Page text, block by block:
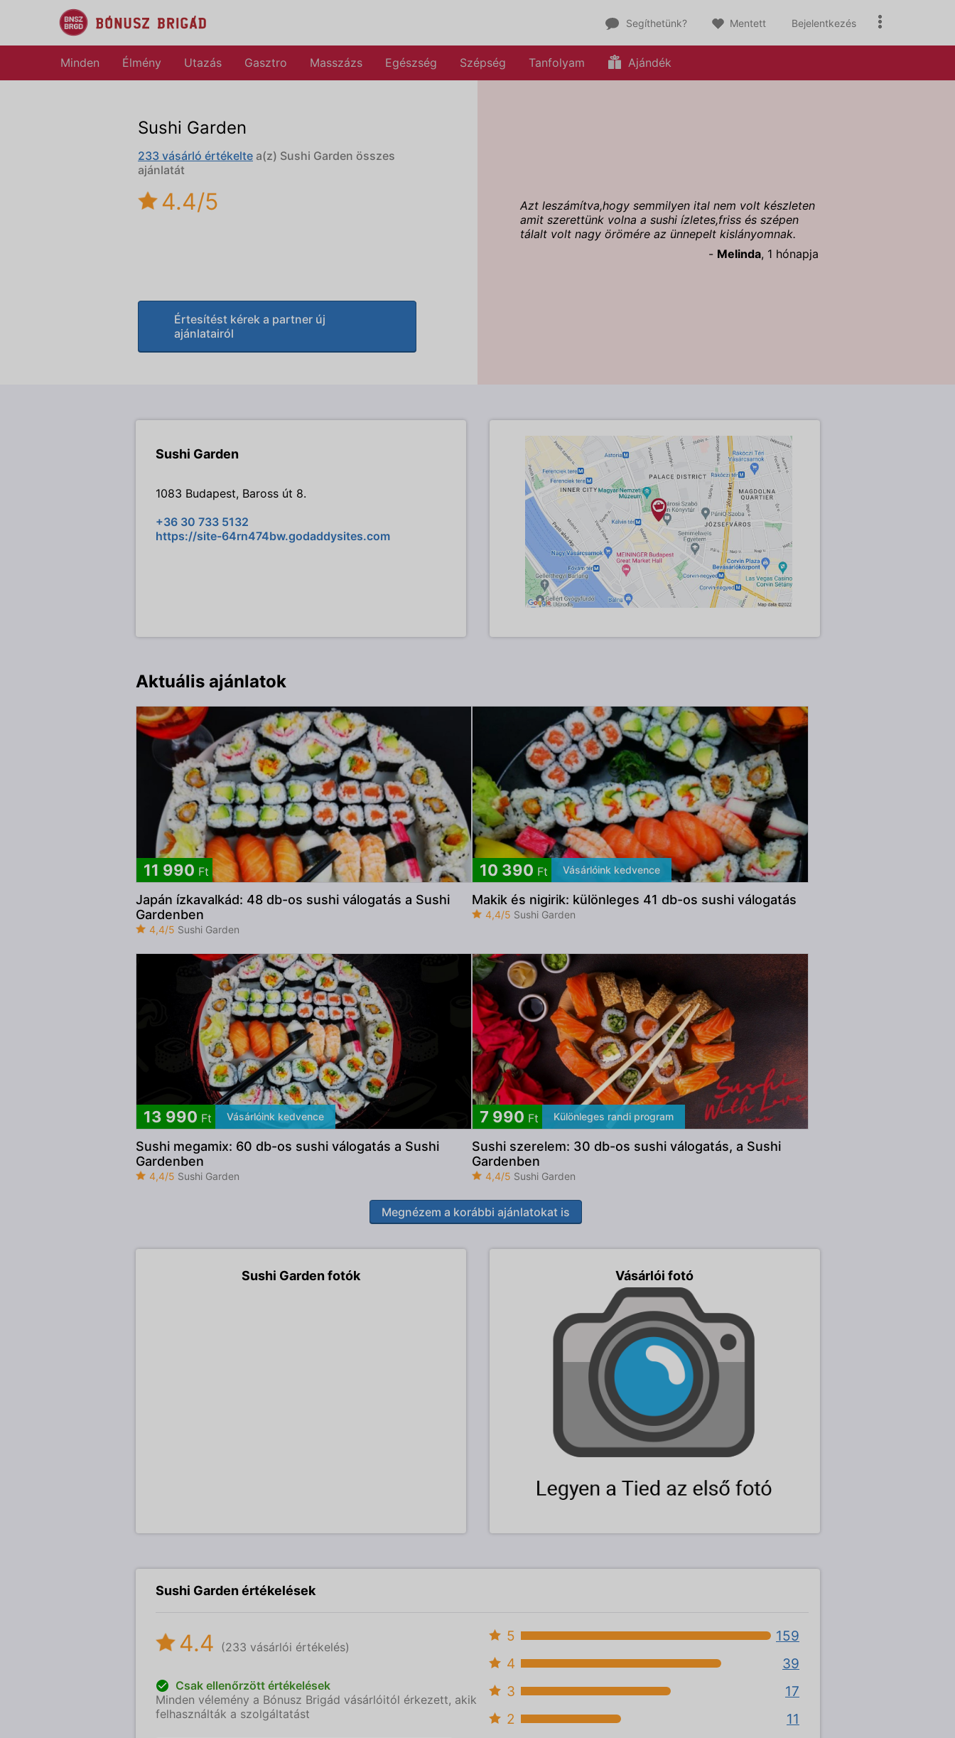
Segíthetünk? Mentett Bejelentkezés
Minden Élmény Utazás Gasztro Masszázs Egészség Szépség Tanfolyam Ajándék
Sushi Garden
233 vásárló értékelte a(z) Sushi Garden összes
ajánlatát
4.4/5
Értesítést kérek a partner új
ajánlatairól
Azt leszámítva,hogy semmilyen ital nem volt készleten
amit szerettünk volna a sushi ízletes,friss és szépen
tálalt volt nagy örömére az ünnepelt kislányomnak.
- Melinda, 1 hónapja
Sushi Garden
1083 Budapest, Baross út 8.
+36 30 733 5132
https://site-64rn474bw.godaddysites.com
Aktuális ajánlatok
11 990 Ft
Japán ízkavalkád: 48 db-os sushi válogatás a Sushi
Gardenben
4,4/5 Sushi Garden
10 390 Ft Vásárlóink kedvence
Makik és nigirik: különleges 41 db-os sushi válogatás
4,4/5 Sushi Garden
13 990 Ft Vásárlóink kedvence
Sushi megamix: 60 db-os sushi válogatás a Sushi
Gardenben
4,4/5 Sushi Garden
7 990 Ft Különleges randi program
Sushi szerelem: 30 db-os sushi válogatás, a Sushi
Gardenben
4,4/5 Sushi Garden
Megnézem a korábbi ajánlatokat is
Sushi Garden fotók Vásárlói fotó
Sushi Garden értékelések
4.4 (233 vásárlói értékelés)
Csak ellenőrzött értékelések
Minden vélemény a Bónusz Brigád vásárlóitól érkezett, akik
felhasználták a szolgáltatást
5
159
4
39
3
17
2
11